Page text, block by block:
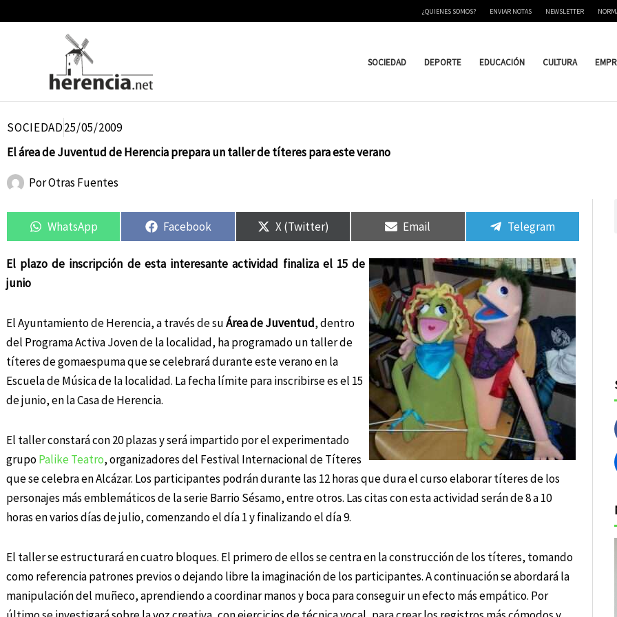
¿QUIENES SOMOS? ENVIAR NOTAS NEWSLETTER
SOCIEDAD DEPORTE EDUCACIÓN CULTURA
SOCIEDAD25/05/2009
El área de Juventud de Herencia prepara un taller de títeres para este verano
PorOtras Fuentes
en
WhatsApp
en
Facebook
en
X (Twitter)
en
Email
en
Telegram
El plazo de inscripción de esta interesante actividad finaliza el 15 de
junio
El Ayuntamiento de Herencia, a través de suÁrea de Juventud, dentro
del Programa Activa Joven de la localidad, ha programado un taller de
títeres de gomaespuma que se celebrará durante este verano en la
Escuela de Música de la localidad. La fecha límite para inscribirse es el 15
de junio, en la Casa de Herencia.
El taller constará con 20 plazas y será impartido por el experimentado
grupoPalike Teatro, organizadores del Festival Internacional de Títeres
que se celebra en Alcázar. Los participantes podrán durante las 12 horas que dura el curso elaborar títeres de los
personajes más emblemáticos de la serie Barrio Sésamo, entre otros. Las citas con esta actividad serán de 8 a 10
horas en varios días de julio, comenzando el día 1 y finalizando el día 9.
El taller se estructurará en cuatro bloques. El primero de ellos se centra en la construcción de los títeres, tomando
como referencia patrones previos o dejando libre la imaginación de los participantes. A continuación se abordará la
manipulación del muñeco, aprendiendo a coordinar manos y boca para conseguir un efecto más empático. Por
en en en en en